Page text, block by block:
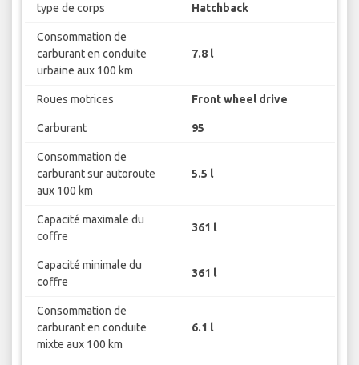
type de corps Hatchback
Consommation de
carburant en conduite
urbaine aux 100 km
7.8 l
Roues motrices Front wheel drive
Carburant 95
Consommation de
carburant sur autoroute
aux 100 km
5.5 l
Capacité maximale du
coffre
361 l
Capacité minimale du
coffre
361 l
Consommation de
carburant en conduite
mixte aux 100 km
6.1 l